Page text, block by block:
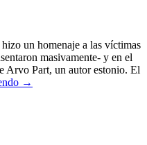
un homenaje a las víctimas
masivamente- y en el
Arvo Part, un autor estonio. El
→